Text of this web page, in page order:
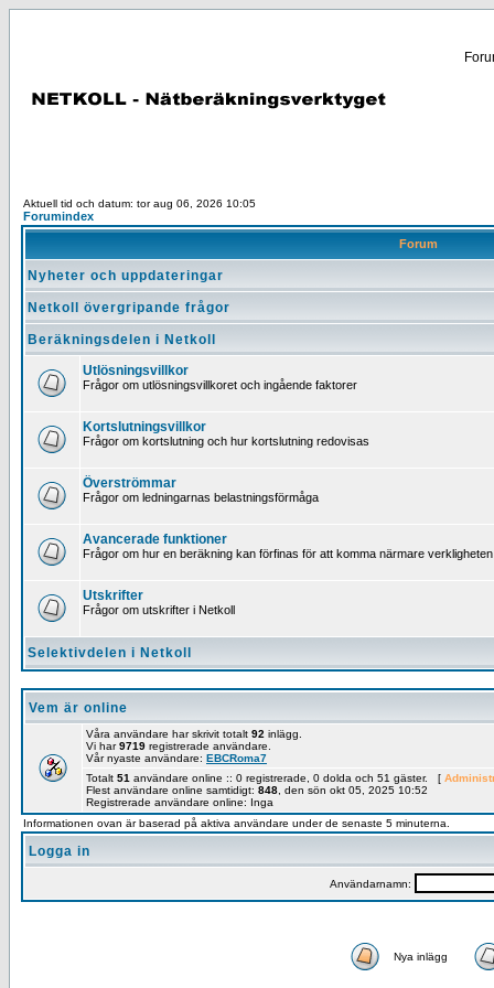
Aktuell tid och datum: tor aug 06, 2026 10:05
Forumindex
Forum
Nyheter och uppdateringar
Netkoll övergripande frågor
Beräkningsdelen i Netkoll
Utlösningsvillkor
Frågor om utlösningsvillkoret och ingående faktorer
Kortslutningsvillkor
Frågor om kortslutning och hur kortslutning redovisas
Överströmmar
Frågor om ledningarnas belastningsförmåga
Avancerade funktioner
Frågor om hur en beräkning kan förfinas för att komma närmare verkligheten
Utskrifter
Frågor om utskrifter i Netkoll
Selektivdelen i Netkoll
Vem är online
Våra användare har skrivit totalt 92 inlägg.
Vi har9719 registrerade användare.
Vår nyaste användare: EBCRoma7
Totalt 51 användare online :: 0 registrerade, 0 dolda och 51 gäster. [
Flest användare online samtidigt: 848 , den sön okt 05, 2025 10:52
Registrerade användare online: Inga
Informationen ovan är baserad på aktiva användare under de senaste 5 minuterna.
Logga in
Användarnamn:
Nya inlägg